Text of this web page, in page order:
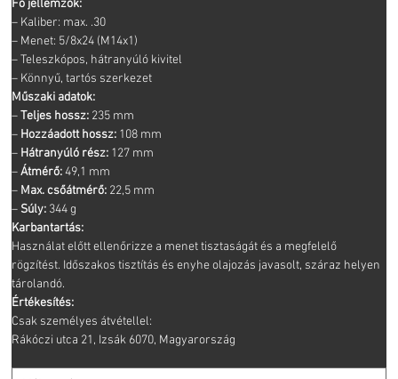
Fő jellemzők:
– Kaliber: max. .30
– Menet: 5/8x24 (M14x1)
– Teleszkópos, hátranyúló kivitel
– Könnyű, tartós szerkezet
Műszaki adatok:
–Teljes hossz: 235 mm
– Hozzáadott hossz: 108 mm
– Hátranyúló rész: 127 mm
–Átmérő:49,1 mm
– Max. csőátmérő: 22,5 mm
– Súly: 344 g
Karbantartás:
Használat előtt ellenőrizze a menet tisztaságát és a megfelelő
rögzítést. Időszakos tisztítás és enyhe olajozás javasolt, száraz helyen
tárolandó.
Értékesítés:
Csak személyes átvétellel:
Rákóczi utca 21, Izsák 6070, Magyarország